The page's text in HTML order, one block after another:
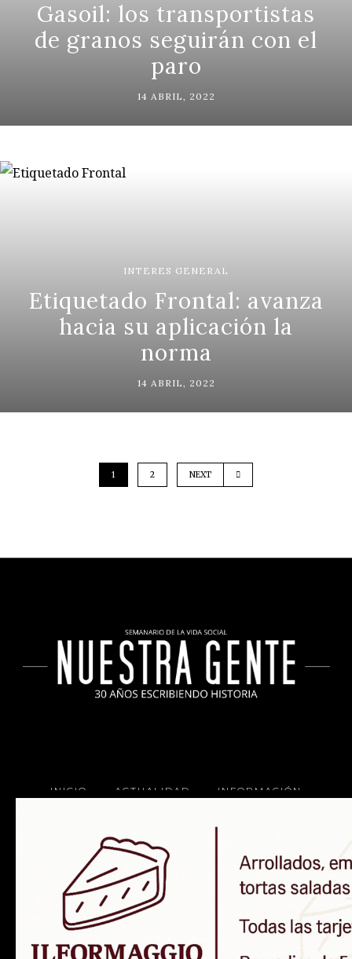
Gasoil: los transportistas
de granos seguirán con el
paro
14 ABRIL, 2022
INTERES GENERAL
Etiquetado Frontal: avanza
hacia su aplicación la
norma
14 ABRIL, 2022
1 2 NEXT
INICIO ACTUALIDAD INFORMACIÓN
SOCIALES
Copyright 2025 Nuestra Gente.